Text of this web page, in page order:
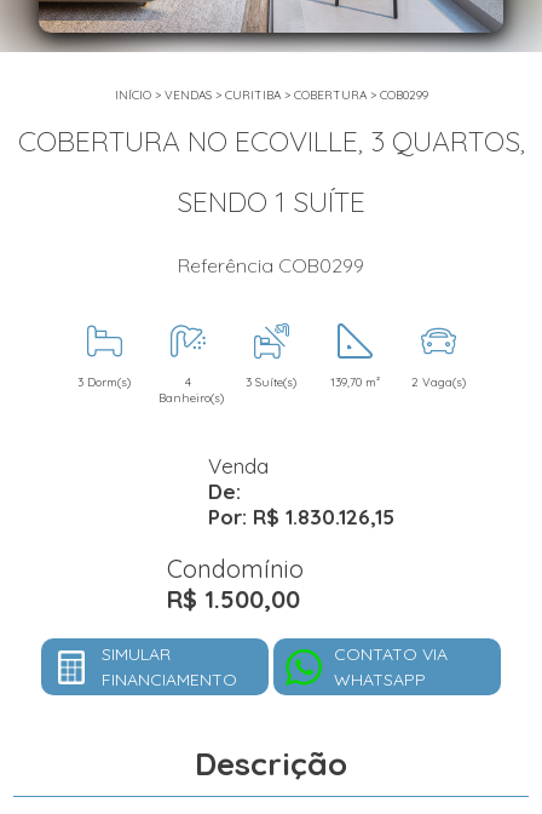
INÍCIO> VENDAS> CURITIBA> COBERTURA> COB0299
COBERTURA NO ECOVILLE, 3 QUARTOS,
SENDO 1 SUÍTE
Referência COB0299
3 Dorm(s)
4
Banheiro(s)
3 Suíte(s) 139,70 m² 2 Vaga(s)
Venda
De:
Por: R$ 1.830.126,15
Condomínio
R$ 1.500,00
SIMULAR
FINANCIAMENTO
CONTATO VIA
WHATSAPP
Descrição